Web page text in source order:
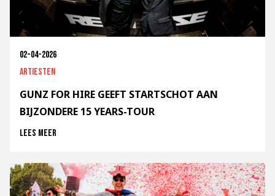
02-04-2026
Artiesten
GUNZ FOR HIRE GEEFT STARTSCHOT AAN
BIJZONDERE 15 YEARS-TOUR
Lees meer